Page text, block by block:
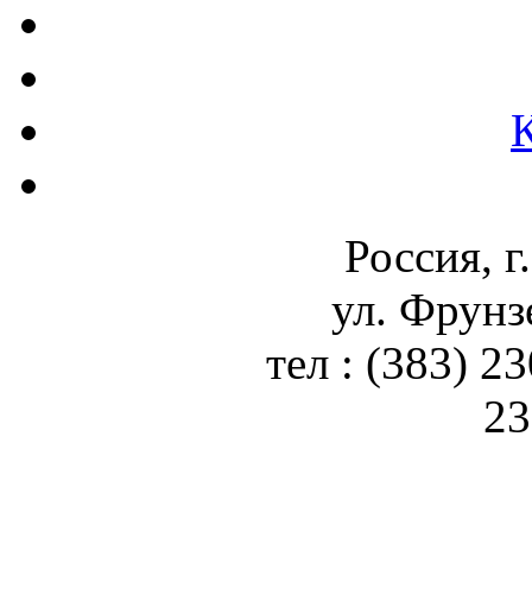
Россия,
ул.
тел : (383)